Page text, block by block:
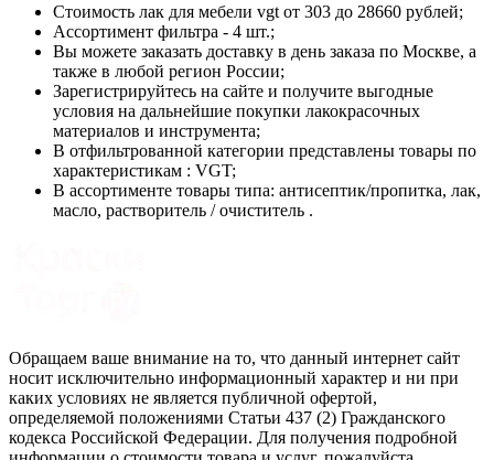
Стоимость лак для мебели vgt от 303 до 28660 рублей;
Ассортимент фильтра - 4 шт.;
Вы можете заказать доставку в день заказа по Москве, а
также в любой регион России;
Зарегистрируйтесь на сайте и получите выгодные
условия на дальнейшие покупки лакокрасочных
материалов и инструмента;
В отфильтрованной категории представлены товары по
характеристикам : VGT;
В ассортименте товары типа: антисептик/пропитка, лак,
масло, растворитель / очиститель .
Обращаем ваше внимание на то, что данный интернет сайт
носит исключительно информационный характер и ни при
каких условиях не является публичной офертой,
определяемой положениями Статьи 437 (2) Гражданского
кодекса Российской Федерации. Для получения подробной